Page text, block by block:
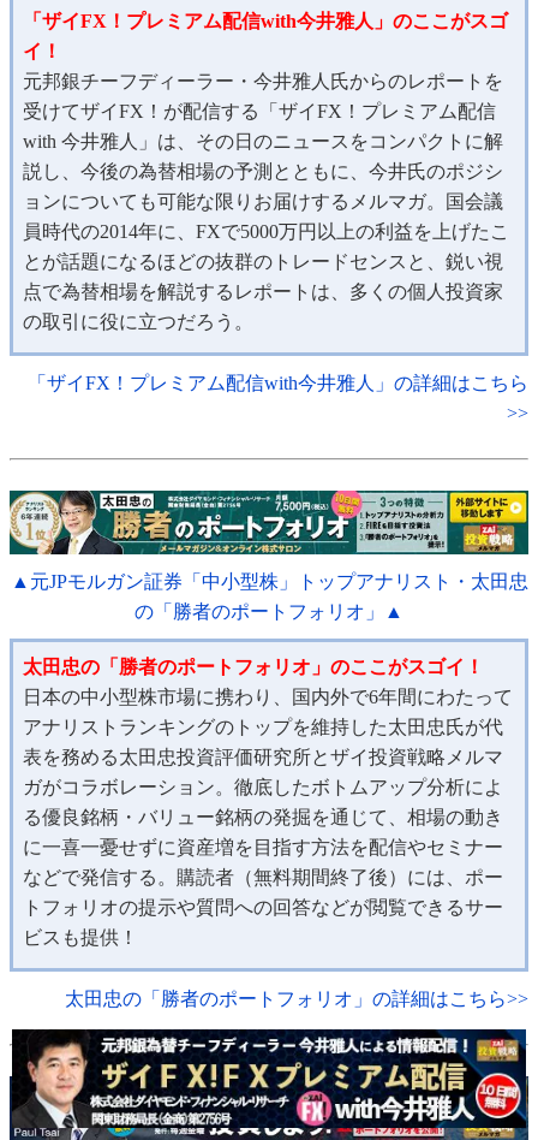
「ザイFX！プレミアム配信with今井雅人」のここがスゴ
イ！
元邦銀チーフディーラー・今井雅人氏からのレポートを
受けてザイFX！が配信する「ザイFX！プレミアム配信
with 今井雅人」は、その日のニュースをコンパクトに解
説し、今後の為替相場の予測とともに、今井氏のポジシ
ョンについても可能な限りお届けするメルマガ。国会議
員時代の2014年に、FXで5000万円以上の利益を上げたこ
とが話題になるほどの抜群のトレードセンスと、鋭い視
点で為替相場を解説するレポートは、多くの個人投資家
の取引に役に立つだろう。
「ザイFX！プレミアム配信with今井雅人」の詳細はこちら
>>
▲元JPモルガン証券「中小型株」トップアナリスト・太田忠
の「勝者のポートフォリオ」▲
太田忠の「勝者のポートフォリオ」のここがスゴイ！
日本の中小型株市場に携わり、国内外で6年間にわたって
アナリストランキングのトップを維持した太田忠氏が代
表を務める太田忠投資評価研究所とザイ投資戦略メルマ
ガがコラボレーション。徹底したボトムアップ分析によ
る優良銘柄・バリュー銘柄の発掘を通じて、相場の動き
に一喜一憂せずに資産増を目指す方法を配信やセミナー
などで発信する。購読者（無料期間終了後）には、ポー
トフォリオの提示や質問への回答などが閲覧できるサー
ビスも提供！
太田忠の「勝者のポートフォリオ」の詳細はこちら>>